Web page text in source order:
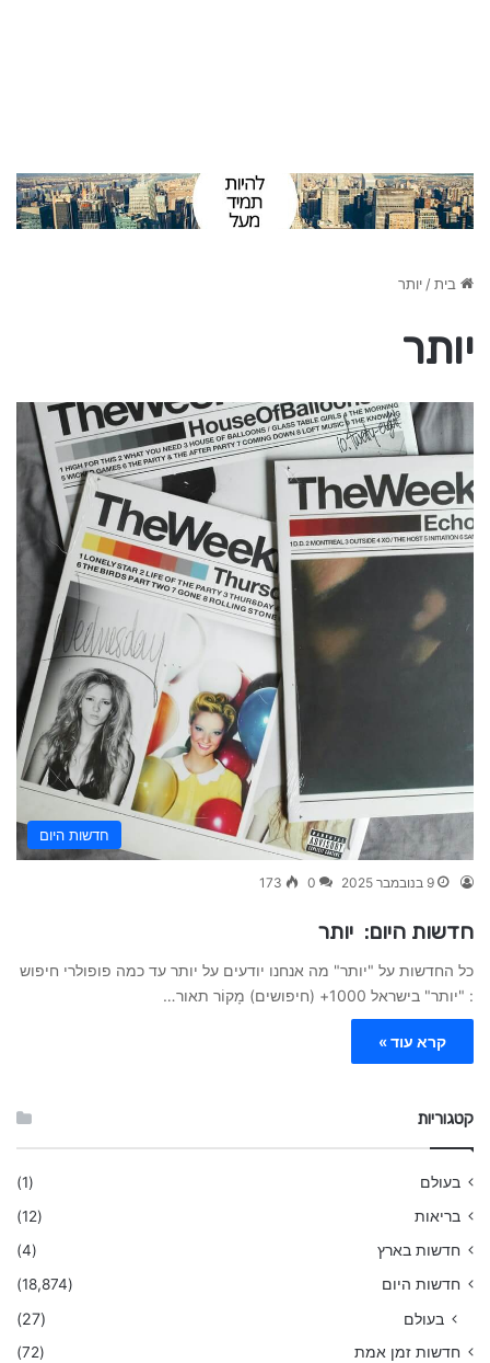
בית/יותר
יותר
חדשות היום
9 בנובמבר 2025 0
173
חדשות היום: יותר
כל החדשות על "יותר" מה אנחנו יודעים על יותר עד כמה פופולרי חיפוש
: "יותר" בישראל 1000+ (חיפושים) מָקוֹר תאור…
קרא עוד »
קטגוריות
בעולם
(1)
בריאות
(12)
חדשות בארץ
(4)
חדשות היום
(18,874)
בעולם (27)
חדשות זמן אמת
(72)